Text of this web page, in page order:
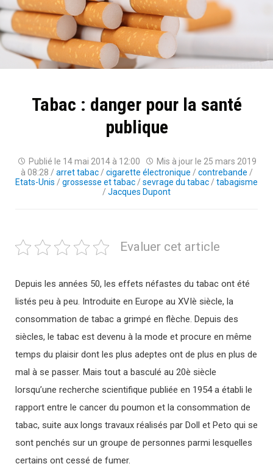
Tabac : danger pour la santé
publique
Publié le 14 mai 2014 à 12:00 Mis à jour le 25 mars 2019
à 08:28 / arret tabac/ cigarette électronique / contrebande /
Etats-Unis / grossesse et tabac / sevrage du tabac / tabagisme
/ Jacques Dupont
Evaluer cet article
Depuis les années 50, les effets néfastes du tabac ont été
listés peu à peu. Introduite en Europe au XVIè siècle, la
consommation de tabac a grimpé en flèche. Depuis des
siècles, le tabac est devenu à la mode et procure en même
temps du plaisir dont les plus adeptes ont de plus en plus de
mal à se passer. Mais tout a basculé au 20è siècle
lorsqu’une recherche scientifique publiée en 1954 a établi le
rapport entre le cancer du poumon et la consommation de
tabac, suite aux longs travaux réalisés par Doll et Peto qui se
sont penchés sur un groupe de personnes parmi lesquelles
certains ont cessé de fumer.